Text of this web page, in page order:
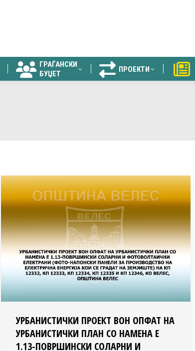
ГРАЃАНСКИ
БУЏЕТ
ПРОЕКТИ
УРБАНИСТИЧКИ ПРОЕКТ ВОН ОПФАТ НА
УРБАНИСТИЧКИ ПЛАН СО НАМЕНА Е
1.13-ПОВРШИНСКИ СОЛАРНИ И